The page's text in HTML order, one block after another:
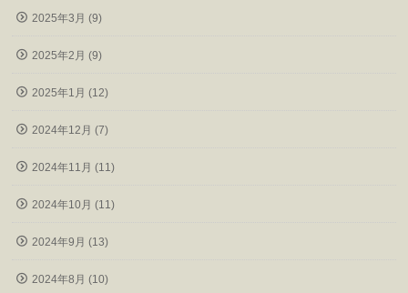
2025年3月 (9)
2025年2月 (9)
2025年1月 (12)
2024年12月 (7)
2024年11月 (11)
2024年10月 (11)
2024年9月 (13)
2024年8月 (10)